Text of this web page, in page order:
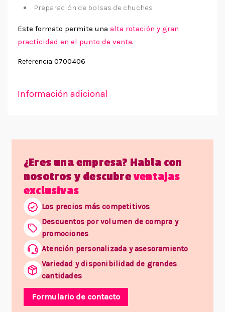
Preparación de bolsas de chuches
Este formato permite una alta rotación y gran
practicidad en el punto de venta.
Referencia 0700406
Información adicional
¿Eres una empresa? Habla con
nosotros y descubreventajas
exclusivas
Los precios más competitivos
Descuentos por volumen de compra y
promociones
Atención personalizada y asesoramiento
Variedad y disponibilidad de grandes
cantidades
Formulario de contacto